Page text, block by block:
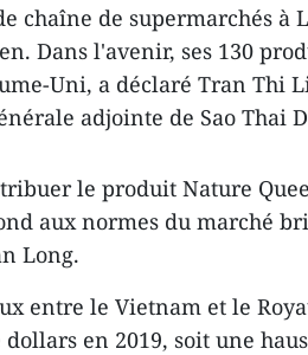
chaîne de supermarchés à
Dans l'avenir, ses 130
Uni, a déclaré Tran Thi
adjointe de Sao Thai
le produit Nature
aux normes du marché
Long.
entre le Vietnam et le
en 2019, soit une